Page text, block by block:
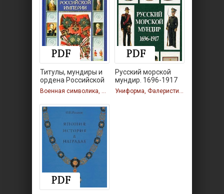
Титулы, мундиры и
ордена Российской
Военная символика, Униформа, Фалеристика
Русский морской
мундир. 1696-1917
Униформа, Фалеристика, Униформа, Фалеристика